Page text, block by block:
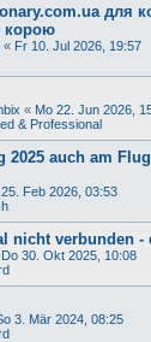
для
корою
« Fr 10. Jul 2026, 19:57
« Mo 22. Jun 2026,
& Professional
2025 auch am
25. Feb 2026, 03:53
nicht verbunden -
Do 30. Okt 2025, 10:08
3. Mär 2024, 08:25